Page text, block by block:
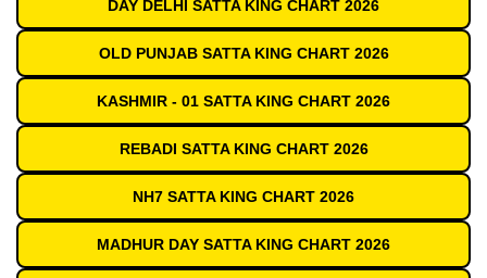
DAY DELHI SATTA KING CHART 2026
OLD PUNJAB SATTA KING CHART 2026
KASHMIR - 01 SATTA KING CHART 2026
REBADI SATTA KING CHART 2026
NH7 SATTA KING CHART 2026
MADHUR DAY SATTA KING CHART 2026